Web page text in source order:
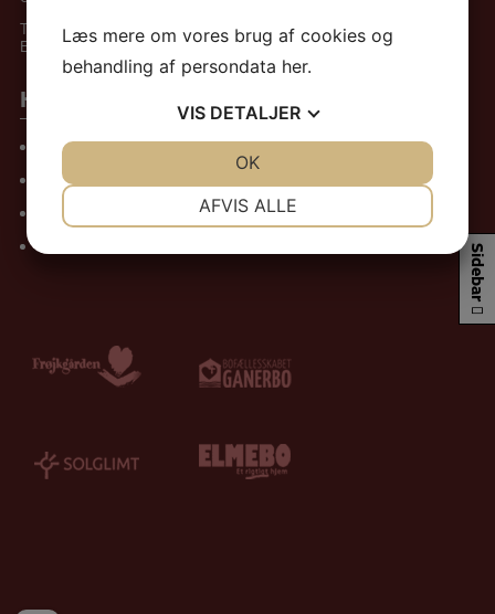
Sidebar
Tlf.:
+45 75 24 59 47
E-mail:
Send sikker mail her
Hurtige genveje
Om os
Nyheder
Kalender
Kontakt
Læs mere om vores brug af cookies og
behandling af persondata her.
VIS DETALJER
AFVIS ALLE
OK